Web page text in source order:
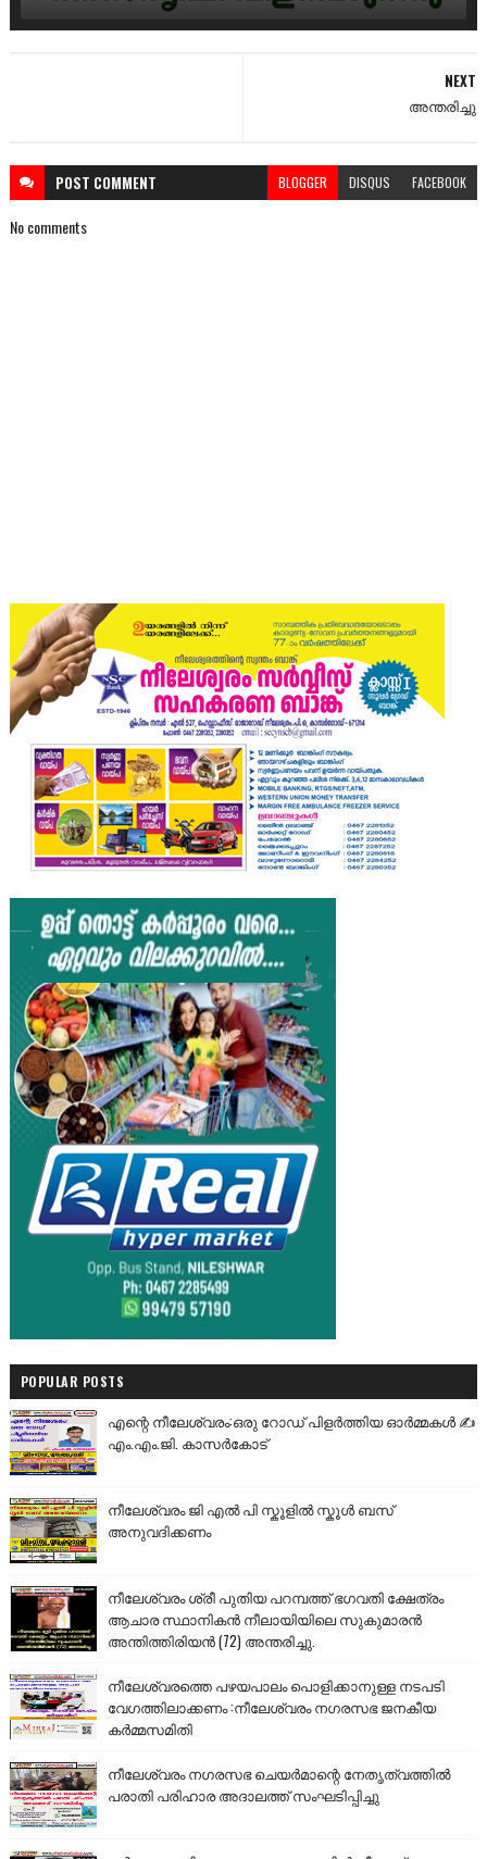
NEXT
അന്തരിച്ചു
POST COMMENT BLOGGER DISQUS FACEBOOK
No comments
POPULAR POSTS
എന്റെ നീലേശ്വരം:ഒരു റോഡ് പിളർത്തിയ ഓർമ്മകൾ ✍️
എം.എം.ജി. കാസർകോട്
നീലേശ്വരം ജി എൽ പി സ്കൂളിൽ സ്കൂൾ ബസ്
അനുവദിക്കണം
നീലേശ്വരം ശ്രീ പുതിയ പറമ്പത്ത് ഭഗവതി ക്ഷേത്രം
ആചാര സ്ഥാനികൻ നീലായിയിലെ സുകുമാരൻ
അന്തിത്തിരിയൻ (72) അന്തരിച്ചു.
നീലേശ്വരത്തെ പഴയപാലം പൊളിക്കാനുള്ള നടപടി
വേഗത്തിലാക്കണം :നീലേശ്വരം നഗരസഭ ജനകീയ
കർമ്മസമിതി
നീലേശ്വരം നഗരസഭ ചെയർമാന്റെ നേതൃത്വത്തിൽ
പരാതി പരിഹാര അദാലത്ത് സംഘടിപ്പിച്ചു